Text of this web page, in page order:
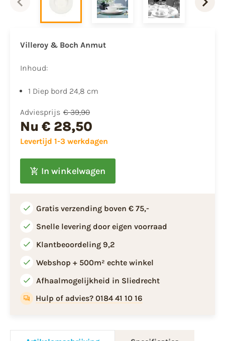
Villeroy & Boch Anmut
Inhoud:
1 Diep bord 24,8 cm
Adviesprijs € 39,90
Nu € 28,50
Levertijd 1-3 werkdagen
In winkelwagen
Gratis verzending boven € 75,-
Snelle levering door eigen voorraad
Klantbeoordeling 9,2
Webshop + 500m² echte winkel
Afhaalmogelijkheid in Sliedrecht
Hulp of advies? 0184 41 10 16